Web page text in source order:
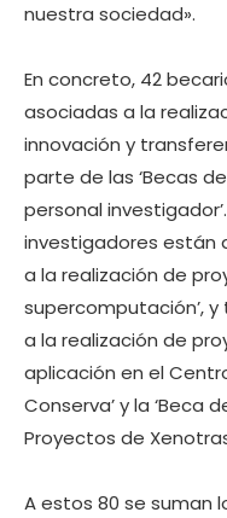
nuestra sociedad».
En concreto, 42
asociadas a la
innovación y
parte de las ‘Becas
personal
investigadores están
a la realización de
supercomputación’, y
a la realización de
aplicación en el
Conserva’ y la ‘Beca
Proyectos de
A estos 80 se suman